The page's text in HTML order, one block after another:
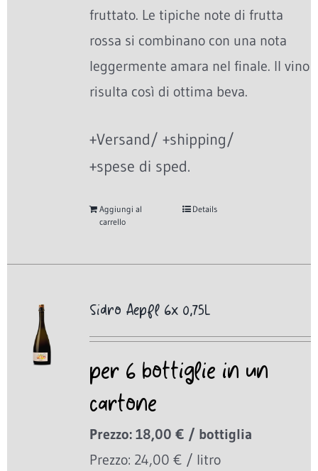
fruttato. Le tipiche note di frutta
rossa si combinano con una nota
leggermente amara nel finale. Il vino
risulta così di ottima beva.
+Versand/ +shipping/
+spese di sped.
Aggiungi al
carrello
Details
Sidro Aepfl 6x 0,75L
per 6 bottiglie in un
cartone
Prezzo: 18,00 € / bottiglia
Prezzo: 24,00 € / litro